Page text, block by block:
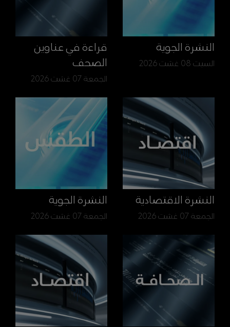
النشرة الجوية
السبت 08 غشت 2026
قراءة في عناوين
الصحف
الجمعة 07 غشت 2026
النشرة الاقتصادية
الجمعة 07 غشت 2026
النشرة الجوية
الجمعة 07 غشت 2026